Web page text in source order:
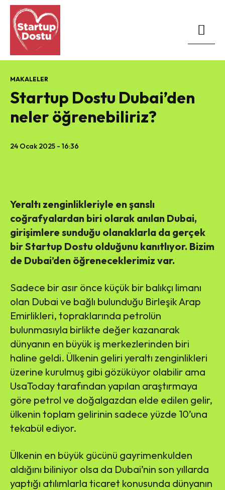
24 Ocak 2025 - 16:36
MAKALELER
Startup Dostu Dubai’den
neler öğrenebiliriz?
Yeraltı zenginlikleriyle en şanslı
coğrafyalardan biri olarak anılan Dubai,
girişimlere sunduğu olanaklarla da gerçek
bir Startup Dostu olduğunu kanıtlıyor. Bizim
de Dubai’den öğreneceklerimiz var.
Sadece bir asır önce küçük bir balıkçı limanı
olan Dubai ve bağlı bulunduğu Birleşik Arap
Emirlikleri, topraklarında petrolün
bulunmasıyla birlikte değer kazanarak
dünyanın en büyük iş merkezlerinden biri
haline geldi. Ülkenin geliri yeraltı zenginlikleri
üzerine kurulmuş gibi gözüküyor olabilir ama
UsaToday tarafından yapılan araştırmaya
göre petrol ve doğalgazdan elde edilen gelir,
ülkenin toplam gelirinin sadece yüzde 10’una
tekabül ediyor.
Ülkenin en büyük gücünü gayrimenkulden
aldığını biliniyor olsa da Dubai’nin son yıllarda
yaptığı atılımlarla ticaret konusunda dünyanın